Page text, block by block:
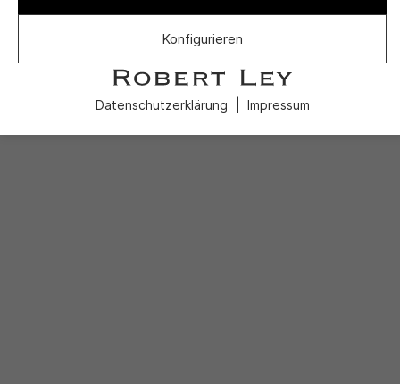
Konfigurieren
Datenschutzerklärung Impressum